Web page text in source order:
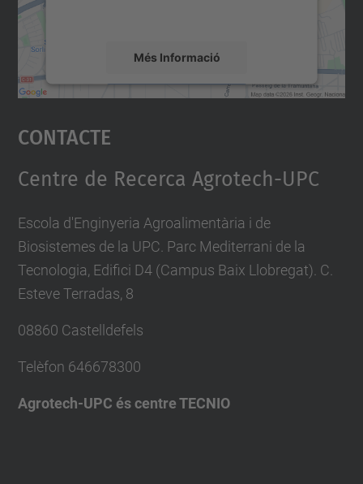
Més Informació
Accepta
powered by
Contacte
Centre de Recerca Agrotech-UPC
Escola d'Enginyeria Agroalimentària i de
Biosistemes de la UPC. Parc Mediterrani de la
Tecnologia, Edifici D4 (Campus Baix Llobregat). C.
Esteve Terradas, 8
08860 Castelldefels
Telèfon 646678300
Agrotech-UPC és centre TECNIO